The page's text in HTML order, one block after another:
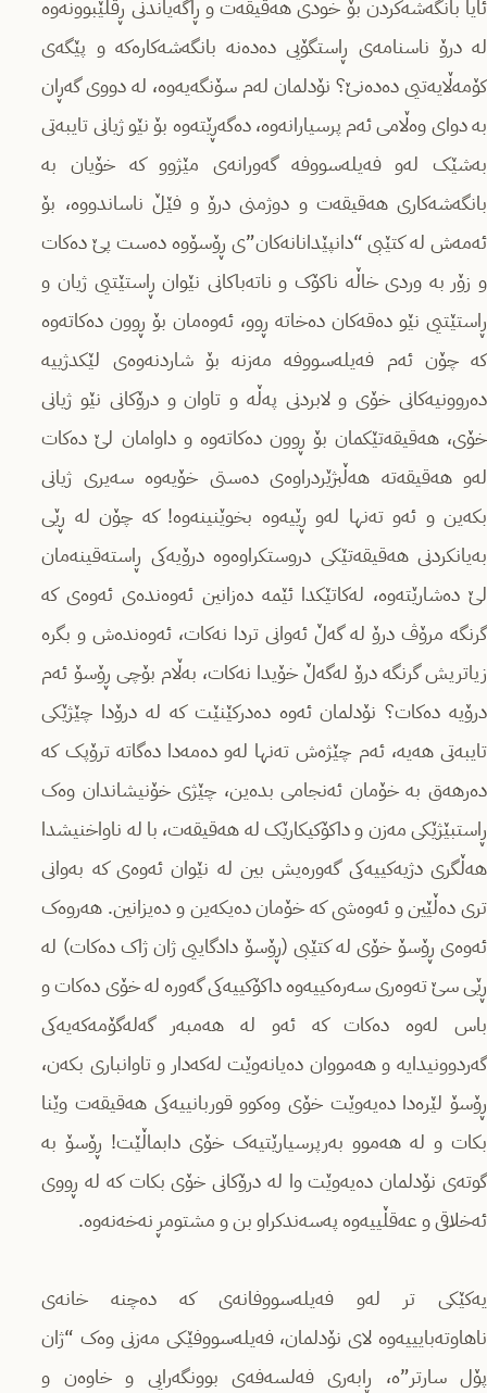
ئایا بانگەشەکردن بۆ خودی هەقیقەت و ڕاگەیاندنی ڕقلێبوونەوە
لە درۆ ناسنامەی ڕاستگۆیی دەدەنە بانگەشەکارەکە و پێگەی
کۆمەڵایەتیی دەدەنێ؟ نۆدلمان لەم سۆنگەیەوە، لە دووی گەڕان
بە دوای وەڵامی ئەم پرسیارانەوە، دەگەڕێتەوە بۆ نێو ژیانی تایبەتی
بەشێک لەو فەیلەسووفە گەورانەی مێژوو کە خۆیان بە
بانگەشەکاری هەقیقەت و دوژمنی درۆ و فێڵ ناساندووە، بۆ
ئەمەش لە کتێبی “دانپێدانانەکان”ی ڕۆسۆوە دەست پێ دەکات
و زۆر بە وردی خاڵە ناکۆک و ناتەباکانی نێوان ڕاستێتیی ژیان و
ڕاستێتیی نێو دەقەکان دەخاتە ڕوو، ئەوەمان بۆ ڕوون دەکاتەوە
کە چۆن ئەم فەیلەسووفە مەزنە بۆ شاردنەوەی لێکدژییە
دەروونیەکانی خۆی و لابردنی پەڵە و تاوان و درۆکانی نێو ژیانی
خۆی، هەقیقەتێکمان بۆ ڕوون دەکاتەوە و داوامان لێ دەکات
لەو هەقیقەتە هەڵبژێردراوەی دەستی خۆیەوە سەیری ژیانی
بکەین و ئەو تەنها لەو ڕێیەوە بخوێنینەوە! کە چۆن لە ڕێی
بەیانکردنی هەقیقەتێکی دروستکراوەوە درۆیەکی ڕاستەقینەمان
لێ دەشارێتەوە، لەکاتێکدا ئێمە دەزانین ئەوەندەی ئەوەی کە
گرنگە مرۆڤ درۆ لە گەڵ ئەوانی تردا نەکات، ئەوەندەش و بگرە
زیاتریش گرنگە درۆ لەگەڵ خۆیدا نەکات، بەڵام بۆچی ڕۆسۆ ئەم
درۆیە دەکات؟ نۆدلمان ئەوە دەدرکێنێت کە لە درۆدا چێژێکی
تایبەتی هەیە، ئەم چێژەش تەنها لەو دەمەدا دەگاتە ترۆپک کە
دەرهەق بە خۆمان ئەنجامی بدەین، چێژی خۆنیشاندان وەک
ڕاستبێژێکی مەزن و داکۆکیکارێک لە هەقیقەت، با لە ناواخنیشدا
هەڵگری دژیەکییەکی گەورەیش بین لە نێوان ئەوەی کە بەوانی
تری دەڵێین و ئەوەشی کە خۆمان دەیکەین و دەیزانین. هەروەک
ئەوەی ڕۆسۆ خۆی لە کتێبی (ڕۆسۆ دادگاییی ژان ژاک دەکات) لە
ڕێی سێ تەوەری سەرەکییەوە داکۆکییەکی گەورە لە خۆی دەکات و
باس لەوە دەکات کە ئەو لە هەمبەر گەلەگۆمەکەیەکی
گەردوونیدایە و هەمووان دەیانەوێت لەکەدار و تاوانباری بکەن،
ڕۆسۆ لێرەدا دەیەوێت خۆی وەکوو قوربانییەکی هەقیقەت وێنا
بکات و لە هەموو بەرپرسیارێتیەک خۆی دابماڵێت! ڕۆسۆ بە
گوتەی نۆدلمان دەیەوێت وا لە درۆکانی خۆی بکات کە لە ڕووی
ئەخلاقی و عەقڵییەوە پەسەندکراو بن و مشتومڕ نەخەنەوە.
یەکێکی تر لەو فەیلەسووفانەی کە دەچنە خانەی
ناهاوتەبایییەوە لای نۆدلمان، فەیلەسووفێکی مەزنی وەک “ژان
پۆل سارتر”ە، ڕابەری فەلسەفەی بوونگەرایی و خاوەن و